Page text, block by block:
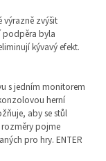
zvýšit
podpěra byla
kývavý efekt.
s jedním monitorem
herní
aby se stůl
rozměry pojme
pro hry. ENTER